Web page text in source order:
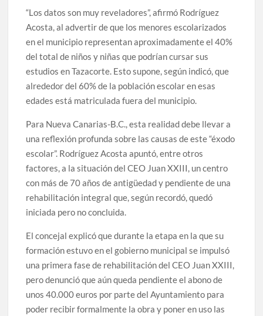
“Los datos son muy reveladores”, afirmó Rodríguez
Acosta, al advertir de que los menores escolarizados
en el municipio representan aproximadamente el 40%
del total de niños y niñas que podrían cursar sus
estudios en Tazacorte. Esto supone, según indicó, que
alrededor del 60% de la población escolar en esas
edades está matriculada fuera del municipio.
Para Nueva Canarias-B.C., esta realidad debe llevar a
una reflexión profunda sobre las causas de este “éxodo
escolar”. Rodríguez Acosta apuntó, entre otros
factores, a la situación del CEO Juan XXIII, un centro
con más de 70 años de antigüedad y pendiente de una
rehabilitación integral que, según recordó, quedó
iniciada pero no concluida.
El concejal explicó que durante la etapa en la que su
formación estuvo en el gobierno municipal se impulsó
una primera fase de rehabilitación del CEO Juan XXIII,
pero denunció que aún queda pendiente el abono de
unos 40.000 euros por parte del Ayuntamiento para
poder recibir formalmente la obra y poner en uso las